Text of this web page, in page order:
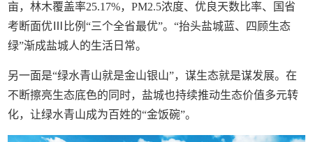
亩，林木覆盖率25.17%，PM2.5浓度、优良天数比率、国省
考断面优Ⅲ比例“三个全省最优”。“抬头盐城蓝、四顾生态
绿”渐成盐城人的生活日常。
另一面是“绿水青山就是金山银山”，谋生态就是谋发展。在
不断擦亮生态底色的同时，盐城也持续推动生态价值多元转
化，让绿水青山成为百姓的“金饭碗”。